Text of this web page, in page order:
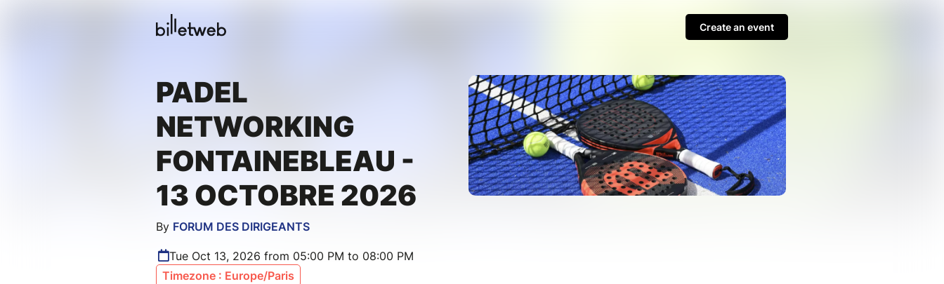
Create an event
PADEL
NETWORKING
FONTAINEBLEAU -
13 OCTOBRE 2026
By FORUM DES DIRIGEANTS
Tue Oct 13, 2026 from 05:00 PM to 08:00 PM
Timezone : Europe/Paris